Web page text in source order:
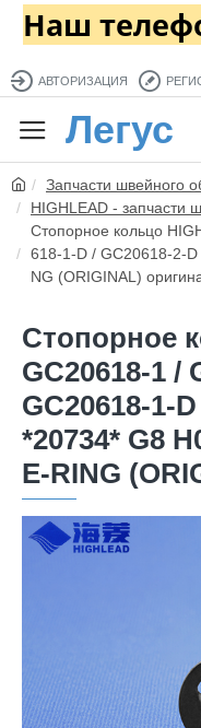
Наш
АВТОРИЗАЦИЯ
Легус
Запчасти швейного
HIGHLEAD - запчасти
Стопорное кольцо
618-1-D / GC20618-2-
NG (ORIGINAL)
Стопорное
GC20618-1 /
GC20618-1-
*20734* G8
E-RING